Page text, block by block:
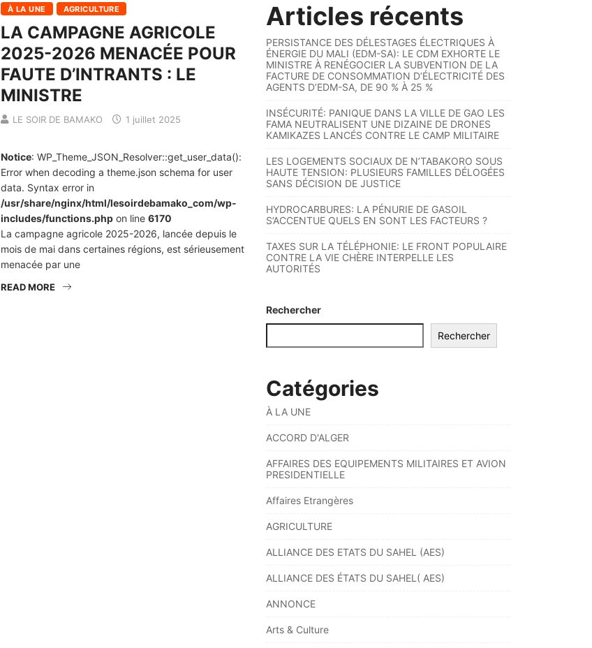
À LA UNE AGRICULTURE
LA CAMPAGNE AGRICOLE
2025-2026 MENACÉE POUR
FAUTE D’INTRANTS : LE
MINISTRE
LE SOIR DE BAMAKO 1 juillet 2025
Notice: WP_Theme_JSON_Resolver::get_user_data():
Error when decoding a theme.json schema for user
data. Syntax error in
/usr/share/nginx/html/lesoirdebamako_com/wp-
includes/functions.php on line 6170
La campagne agricole 2025-2026, lancée depuis le
mois de mai dans certaines régions, est sérieusement
menacée par une
READ MORE
Articles récents
PERSISTANCE DES DÉLESTAGES ÉLECTRIQUES À
ÉNERGIE DU MALI (EDM-SA): LE CDM EXHORTE LE
MINISTRE À RENÉGOCIER LA SUBVENTION DE LA
FACTURE DE CONSOMMATION D’ÉLECTRICITÉ DES
AGENTS D’EDM-SA, DE 90 % À 25 %
INSÉCURITÉ: PANIQUE DANS LA VILLE DE GAO LES
FAMA NEUTRALISENT UNE DIZAINE DE DRONES
KAMIKAZES LANCÉS CONTRE LE CAMP MILITAIRE
LES LOGEMENTS SOCIAUX DE N’TABAKORO SOUS
HAUTE TENSION: PLUSIEURS FAMILLES DÉLOGÉES
SANS DÉCISION DE JUSTICE
HYDROCARBURES: LA PÉNURIE DE GASOIL
S’ACCENTUE QUELS EN SONT LES FACTEURS ?
TAXES SUR LA TÉLÉPHONIE: LE FRONT POPULAIRE
CONTRE LA VIE CHÈRE INTERPELLE LES
AUTORITÉS
Rechercher
Rechercher
Catégories
À LA UNE
ACCORD D'ALGER
AFFAIRES DES EQUIPEMENTS MILITAIRES ET AVION
PRESIDENTIELLE
Affaires Etrangères
AGRICULTURE
ALLIANCE DES ETATS DU SAHEL (AES)
ALLIANCE DES ÉTATS DU SAHEL( AES)
ANNONCE
Arts & Culture